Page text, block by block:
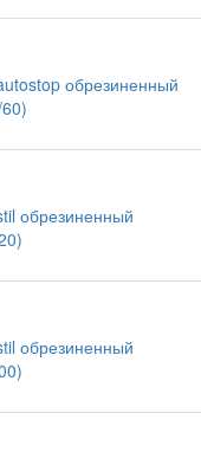
обрезиненный
обрезиненный
обрезиненный